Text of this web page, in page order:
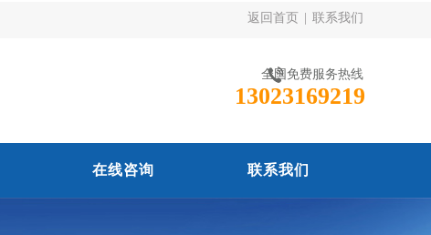
返回首页 联系我们
全国免费服务热线
13023169219
在线咨询 联系我们